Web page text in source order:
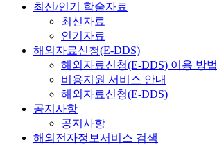
최신/인기 학술자료
최신자료
인기자료
해외자료신청(E-DDS)
해외자료신청(E-DDS) 이용 방법
비용지원 서비스 안내
해외자료신청(E-DDS)
공지사항
공지사항
해외전자정보서비스 검색